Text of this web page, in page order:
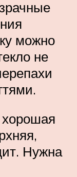
можно
не
Нужна